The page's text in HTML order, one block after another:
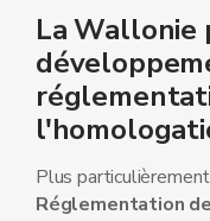
La Wallonie
Plus
Réglementation